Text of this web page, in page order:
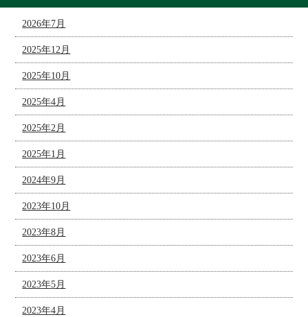
2026年7月
2025年12月
2025年10月
2025年4月
2025年2月
2025年1月
2024年9月
2023年10月
2023年8月
2023年6月
2023年5月
2023年4月